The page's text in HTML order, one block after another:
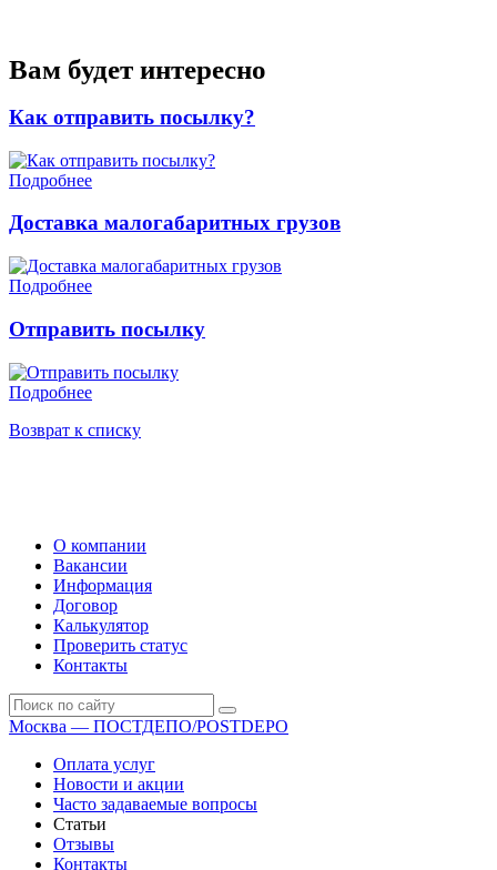
Вам будет интересно
Как отправить посылку?
Подробнее
Доставка малогабаритных грузов
Подробнее
Отправить посылку
Подробнее
Возврат к списку
О компании
Вакансии
Информация
Договор
Калькулятор
Проверить статус
Контакты
Москва — ПОСТДЕПО/POSTDEPO
Оплата услуг
Новости и акции
Часто задаваемые вопросы
Статьи
Отзывы
Контакты